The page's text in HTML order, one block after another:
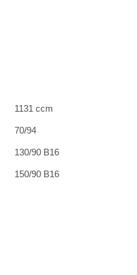
1131 ccm
70/94
130/90 B16
150/90 B16